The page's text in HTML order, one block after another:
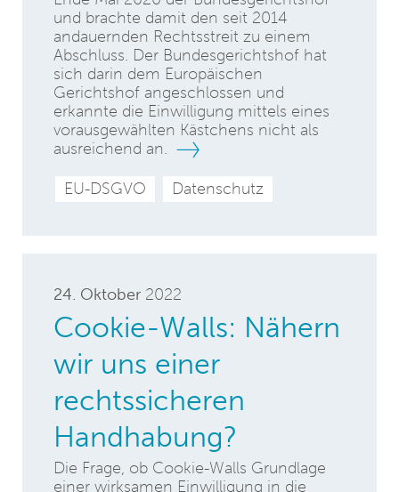
und brachte damit den seit 2014
andauernden Rechtsstreit zu einem
Abschluss. Der Bundesgerichtshof hat
sich darin dem Europäischen
Gerichtshof angeschlossen und
erkannte die Einwilligung mittels eines
vorausgewählten Kästchens nicht als
ausreichend an.
EU-DSGVO Datenschutz
24. Oktober 2022
Cookie-Walls: Nähern
wir uns einer
rechtssicheren
Handhabung?
Die Frage, ob Cookie-Walls Grundlage
einer wirksamen Einwilligung in die